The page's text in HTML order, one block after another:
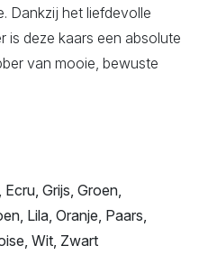
Dankzij het liefdevolle
is deze kaars een absolute
van mooie, bewuste
Grijs, Groen,
Lila, Oranje, Paars,
Wit, Zwart